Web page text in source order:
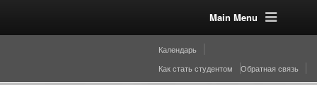
Main Menu
Календарь
Как стать студентом
Обратная связь